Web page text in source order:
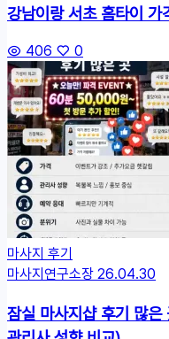
강남이랑 서초 홈타이
406 0
마사지 후기
마사지연구소장26.04.30
잠실 마사지샵 후기 많